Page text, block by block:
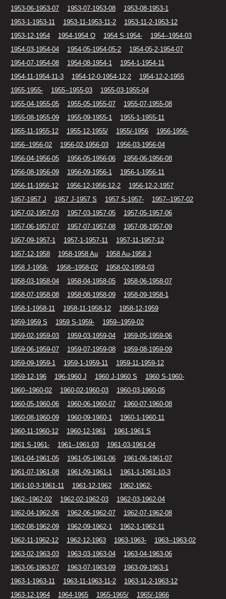
1953-06-1953-07 1953-07-1953-08
1953-08-1953-1
1953-1-1953-11
1953-11-1953-11-2
1953-11-2-1953-12
1953-12-1954
1954-1954 O 1954 S-1954-
1954--1954-03
1954-03-1954-04
1954-05-1954-05-2
1954-05-2-1954-07
1954-07-1954-08
1954-08-1954-1
1954-1-1954-11
1954-11-1954-11-3
1954-12-0-1954-12-2
1954-12-2-1955
1955-1955-
1955--1955-03
1955-03-1955-04
1955-04-1955-05
1955-05-1955-07
1955-07-1955-08
1955-08-1955-09
1955-09-1955-1
1955-1-1955-11
1955-11-1955-12
1955-12-1955/ 1955/-1956
1956-1956-
1956--1956-02
1956-02-1956-03
1956-03-1956-04
1956-04-1956-05
1956-05-1956-06
1956-06-1956-08
1956-08-1956-09
1956-09-1956-1
1956-1-1956-11
1956-11-1956-12
1956-12-1956-12-2
1956-12-2-1957
1957-1957 J
1957 J-1957 S 1957 S-1957-
1957--1957-02
1957-02-1957-03
1957-03-1957-05
1957-05-1957-06
1957-06-1957-07
1957-07-1957-08
1957-08-1957-09
1957-09-1957-1
1957-1-1957-11
1957-11-1957-12
1957-12-1958
1958-1958 Au
1958 Au-1958 J
1958 J-1958-
1958--1958-02
1958-02-1958-03
1958-03-1958-04
1958-04-1958-05
1958-06-1958-07
1958-07-1958-08
1958-08-1958-09
1958-09-1958-1
1958-1-1958-11
1958-11-1958-12
1958-12-1959
1959-1959 S
1959 S-1959-
1959--1959-02
1959-02-1959-03
1959-03-1959-04
1959-05-1959-06
1959-06-1959-07
1959-07-1959-08
1959-08-1959-09
1959-09-1959-1
1959-1-1959-11
1959-11-1959-12
1959-12-196
196-1960 J 1960 J-1960 S
1960 S-1960-
1960--1960-02
1960-02-1960-03
1960-03-1960-05
1960-05-1960-06
1960-06-1960-07
1960-07-1960-08
1960-08-1960-09
1960-09-1960-1
1960-1-1960-11
1960-11-1960-12
1960-12-1961
1961-1961 S
1961 S-1961-
1961--1961-03
1961-03-1961-04
1961-04-1961-05
1961-05-1961-06
1961-06-1961-07
1961-07-1961-08
1961-09-1961-1
1961-1-1961-10-3
1961-10-3-1961-11
1961-12-1962
1962-1962-
1962--1962-02
1962-02-1962-03
1962-03-1962-04
1962-04-1962-06
1962-06-1962-07
1962-07-1962-08
1962-08-1962-09
1962-09-1962-1
1962-1-1962-11
1962-11-1962-12
1962-12-1963 1963-1963-
1963--1963-02
1963-02-1963-03
1963-03-1963-04
1963-04-1963-06
1963-06-1963-07
1963-07-1963-09
1963-09-1963-1
1963-1-1963-11
1963-11-1963-11-2
1963-11-2-1963-12
1963-12-1964
1964-1965 1965-1965/
1965/-1966